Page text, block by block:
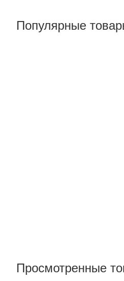
Популярные
Просмотренные